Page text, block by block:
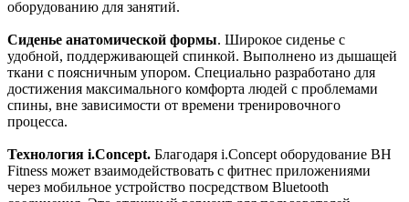
оборудованию для занятий.
Сиденье анатомической формы. Широкое сиденье с
удобной, поддерживающей спинкой. Выполнено из дышащей
ткани с поясничным упором. Специально разработано для
достижения максимального комфорта людей с проблемами
спины, вне зависимости от времени тренировочного
процесса.
Технология i.Concept. Благодаря i.Concept оборудование BH
Fitness может взаимодействовать с фитнес приложениями
через мобильное устройство посредством Bluetooth